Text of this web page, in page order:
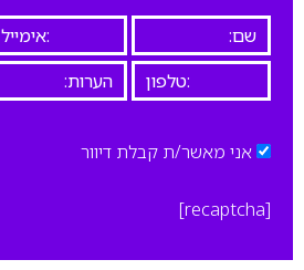
אני מאשר/ת קבלת דיוור
[recaptcha]